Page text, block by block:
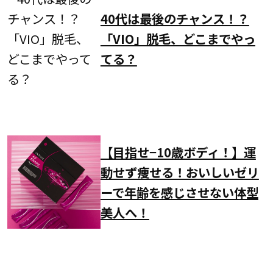
40代は最後のチャンス！？
「VIO」脱毛、どこまでやっ
てる？
【目指せ−10歳ボディ！】運
動せず痩せる！おいしいゼリ
ーで年齢を感じさせない体型
美人へ！